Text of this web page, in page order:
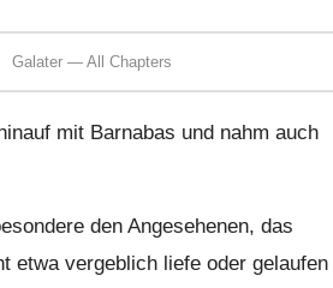
Galater — All Chapters
mit Barnabas und nahm auch
den Angesehenen, das
etwa vergeblich liefe oder gelaufen